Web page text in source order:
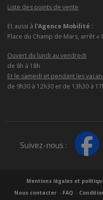
Liste des points de vente
Et aussi à l'Agence Mobilité :
Place du Champ de Mars, arrêt «
Ouvert du lundi au vendredi
de 8h à 18h
Et le samedi et pendant les
de 9h30 à 12h30 et de 13h30 à
Suivez-nous :
Mentions légales et
Nous contacter
FAQ